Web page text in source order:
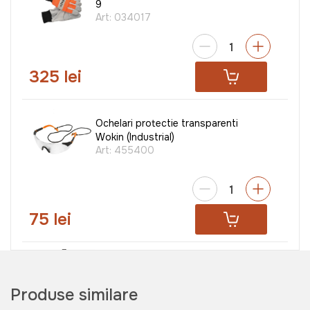
9
Art: 034017
325 lei
Ochelari protectie transparenti
Wokin (Industrial)
Art: 455400
75 lei
Produse similare